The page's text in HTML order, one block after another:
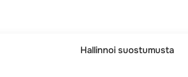
Hallinnoi suostumusta